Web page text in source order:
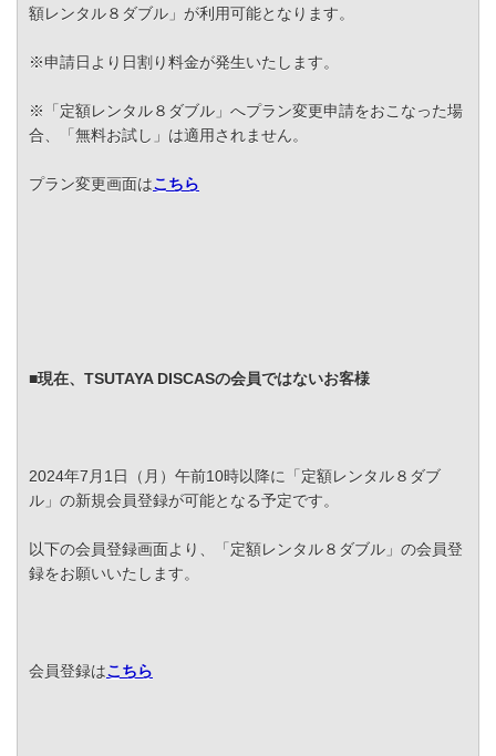
額レンタル８ダブル」が利用可能となります。
※申請日より日割り料金が発生いたします。
※「定額レンタル８ダブル」へプラン変更申請をおこなった場
合、「無料お試し」は適用されません。
プラン変更画面はこちら
■現在、TSUTAYA DISCASの会員ではないお客様
2024年7月1日（月）午前10時以降に「定額レンタル８ダブ
ル」の新規会員登録が可能となる予定です。
以下の会員登録画面より、「定額レンタル８ダブル」の会員登
録をお願いいたします。
会員登録はこちら